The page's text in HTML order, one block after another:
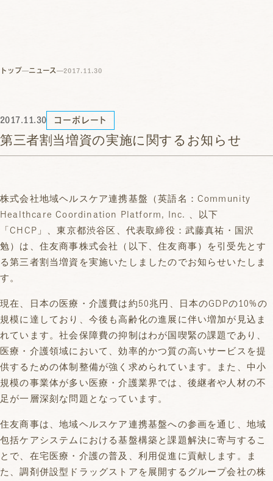
トップ ニュース 2017.11.30
2017.11.30 コーポレート
第三者割当増資の実施に関するお知らせ
株式会社地域ヘルスケア連携基盤（英語名：Community
Healthcare Coordination Platform, Inc. 、以下
「CHCP」、東京都渋谷区、代表取締役：武藤真祐・国沢
勉）は、住友商事株式会社（以下、住友商事）を引受先とす
る第三者割当増資を実施いたしましたのでお知らせいたしま
す。
現在、日本の医療・介護費は約50兆円、日本のGDPの10%の
規模に達しており、今後も高齢化の進展に伴い増加が見込ま
れています。社会保障費の抑制はわが国喫緊の課題であり、
医療・介護領域において、効率的かつ質の高いサービスを提
供するための体制整備が強く求められています。また、中小
規模の事業体が多い医療・介護業界では、後継者や人材の不
足が一層深刻な問題となっています。
住友商事は、地域ヘルスケア連携基盤への参画を通じ、地域
包括ケアシステムにおける基盤構築と課題解決に寄与するこ
とで、在宅医療・介護の普及、利用促進に貢献します。ま
た、調剤併設型ドラッグストアを展開するグループ会社の株